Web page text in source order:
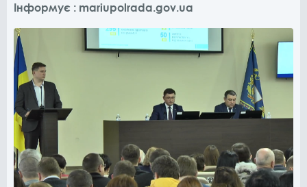
Інформує : mariupolrada.gov.ua